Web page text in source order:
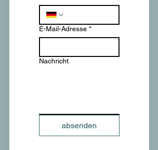
E-Mail-Adresse *
Nachricht
absenden